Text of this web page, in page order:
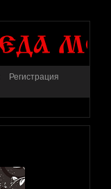
Регистрация